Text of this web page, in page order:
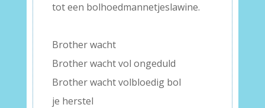
tot een bolhoedmannetjeslawine.
Brother wacht
Brother wacht vol ongeduld
Brother wacht volbloedig bol
je herstel